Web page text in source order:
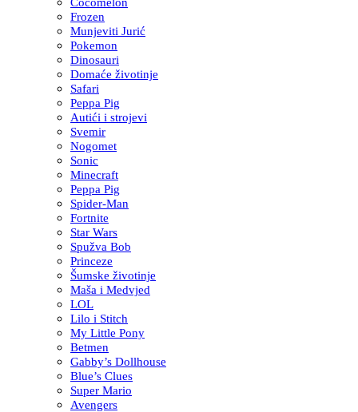
Frozen
Munjeviti Jurić
Pokemon
Dinosauri
Domaće životinje
Safari
Peppa Pig
Autići i strojevi
Svemir
Nogomet
Sonic
Minecraft
Peppa Pig
Spider-Man
Fortnite
Star Wars
Spužva Bob
Princeze
Šumske životinje
Maša i Medvjed
LOL
Lilo i Stitch
My Little Pony
Betmen
Gabby’s Dollhouse
Blue’s Clues
Super Mario
Avengers